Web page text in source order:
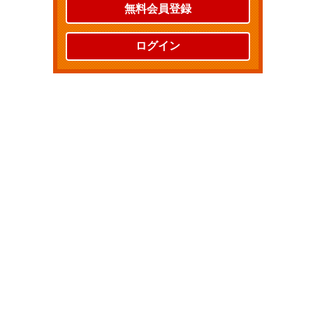
無料会員登録
ログイン